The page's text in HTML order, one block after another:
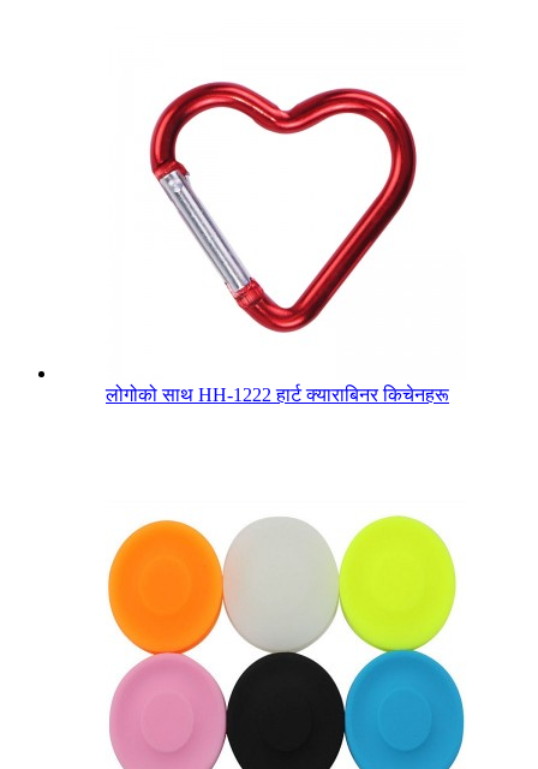
लोगोको साथ HH-1222 हार्ट क्याराबिनर किचेनहरू